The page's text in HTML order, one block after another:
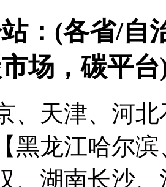
：(各省/自
场，碳平台
、天津、河
黑龙江哈尔
、湖南长沙